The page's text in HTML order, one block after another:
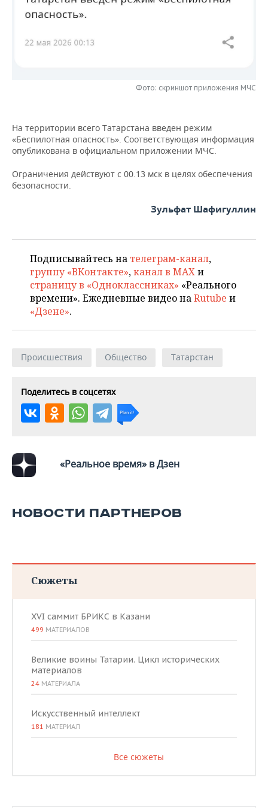
НЕФТЕХИМИЯ
ONLINE-КОНФЕРЕНЦИИ
ХОККЕЙ
ВОЛЕЙБОЛ
ФИГУРНОЕ КАТАНИЕ
ВОДНЫЕ ВИДЫ СПОРТА
ХОККЕЙ С МЯЧОМ
ВЛАСТЬ
ИСТОРИЯ
МЕДИЦИНА
ОБРАЗОВАНИЕ
ПРОИСШЕСТВИЯ
СЮЖЕТЫ
СПИСОК ПЕРСОН
ПОЛНАЯ ВЕРСИЯ
Фото: скриншот приложения МЧС
На территории всего Татарстана введен режим
«Беспилотная опасность». Соответствующая информация
опубликована в официальном приложении МЧС.
Ограничения действуют с 00.13 мск в целях обеспечения
безопасности.
Зульфат Шафигуллин
Подписывайтесь на телеграм-канал,
группу «ВКонтакте»,канал в MAXи
страницу в «Одноклассниках» «Реального
времени». Ежедневные видео наRutube и
«Дзене».
Происшествия Общество Татарстан
Поделитесь в соцсетях
«Реальное время» в Дзен
НОВОСТИ ПАРТНЕРОВ
Сюжеты
XVI саммит БРИКС в Казани
499 МАТЕРИАЛОВ
Великие воины Татарии. Цикл исторических
материалов
24 МАТЕРИАЛА
Искусственный интеллект
181 МАТЕРИАЛ
Все сюжеты